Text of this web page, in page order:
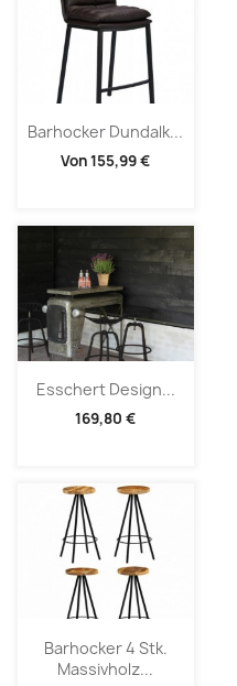
Barhocker Dundalk...
Von155,99 €
Esschert Design...
169,80 €
Barhocker 4 Stk.
Massivholz...